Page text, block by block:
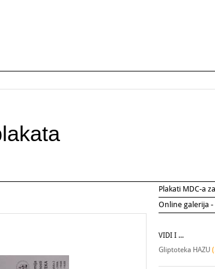
Plakati MDC-a
Online galerija
VIDI I ...
Gliptoteka HAZU